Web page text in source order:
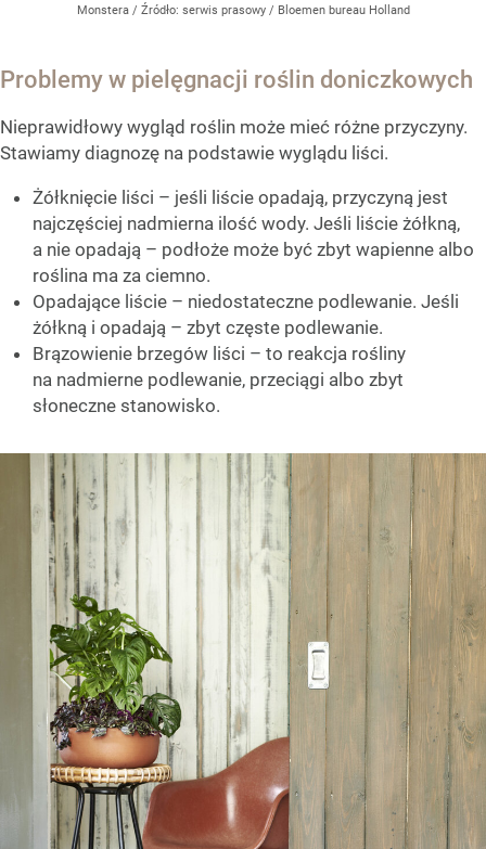
Monstera / Źródło: serwis prasowy / Bloemen bureau Holland
Problemy w pielęgnacji roślin doniczkowych
Nieprawidłowy wygląd roślin może mieć różne przyczyny.
Stawiamy diagnozę na podstawie wyglądu liści.
Żółknięcie liści – jeśli liście opadają, przyczyną jest
najczęściej nadmierna ilość wody. Jeśli liście żółkną,
a nie opadają – podłoże może być zbyt wapienne albo
roślina ma za ciemno.
Opadające liście – niedostateczne podlewanie. Jeśli
żółkną i opadają – zbyt częste podlewanie.
Brązowienie brzegów liści – to reakcja rośliny
na nadmierne podlewanie, przeciągi albo zbyt
słoneczne stanowisko.